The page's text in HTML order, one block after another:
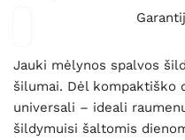
Jauki mėlynos spalvos
šilumai. Dėl kompaktiško
universali – ideali
šildymuisi šaltomis